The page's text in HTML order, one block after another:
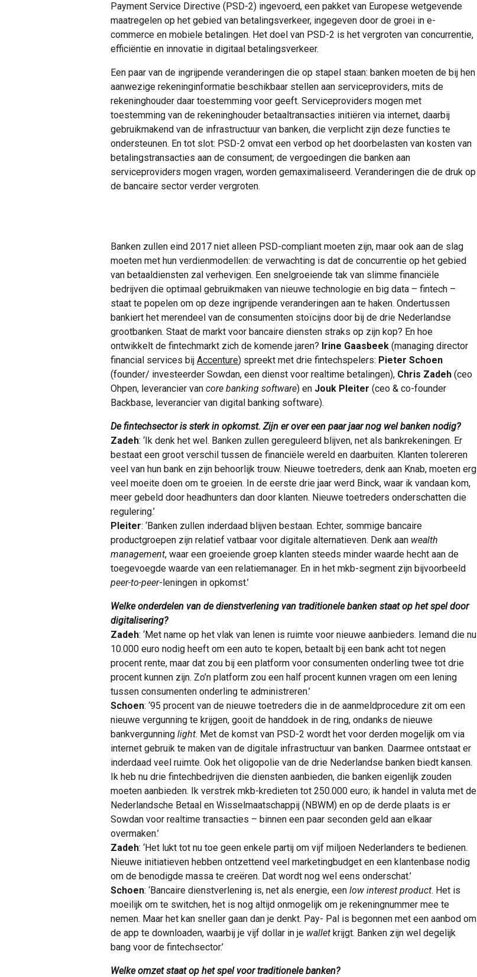
Payment Service Directive (PSD-2) ingevoerd, een pakket van Europese wetgevende
maatregelen op het gebied van betalingsverkeer, ingegeven door de groei in e-
commerce en mobiele betalingen. Het doel van PSD-2 is het vergroten van concurrentie,
efficiëntie en innovatie in digitaal betalingsverkeer.
Een paar van de ingrijpende veranderingen die op stapel staan: banken moeten de bij hen
aanwezige rekeninginformatie beschikbaar stellen aan serviceproviders, mits de
rekeninghouder daar toestemming voor geeft. Serviceproviders mogen met
toestemming van de rekeninghouder betaaltransacties initiëren via internet, daarbij
gebruikmakend van de infrastructuur van banken, die verplicht zijn deze functies te
ondersteunen. En tot slot: PSD-2 omvat een verbod op het doorbelasten van kosten van
betalingstransacties aan de consument; de vergoedingen die banken aan
serviceproviders mogen vragen, worden gemaximaliseerd. Veranderingen die de druk op
de bancaire sector verder vergroten.
Banken zullen eind 2017 niet alleen PSD-compliant moeten zijn, maar ook aan de slag
moeten met hun verdienmodellen: de verwachting is dat de concurrentie op het gebied
van betaaldiensten zal verhevigen. Een snelgroeiende tak van slimme financiële
bedrijven die optimaal gebruikmaken van nieuwe technologie en big data – fintech –
staat te popelen om op deze ingrijpende veranderingen aan te haken. Ondertussen
bankiert het merendeel van de consumenten stoïcijns door bij de drie Nederlandse
grootbanken. Staat de markt voor bancaire diensten straks op zijn kop? En hoe
ontwikkelt de fintechmarkt zich de komende jaren? Irine Gaasbeek (managing director
financial services bij Accenture) spreekt met drie fintechspelers: Pieter Schoen
(founder/ investeerder Sowdan, een dienst voor realtime betalingen), Chris Zadeh (ceo
Ohpen, leverancier van core banking software) en Jouk Pleiter (ceo & co-founder
Backbase, leverancier van digital banking software).
De fintechsector is sterk in opkomst. Zijn er over een paar jaar nog wel banken nodig?
Zadeh: ‘Ik denk het wel. Banken zullen gereguleerd blijven, net als bankrekeningen. Er
bestaat een groot verschil tussen de financiële wereld en daarbuiten. Klanten tolereren
veel van hun bank en zijn behoorlijk trouw. Nieuwe toetreders, denk aan Knab, moeten erg
veel moeite doen om te groeien. In de eerste drie jaar werd Binck, waar ik vandaan kom,
meer gebeld door headhunters dan door klanten. Nieuwe toetreders onderschatten die
regulering.’
Pleiter: ‘Banken zullen inderdaad blijven bestaan. Echter, sommige bancaire
productgroepen zijn relatief vatbaar voor digitale alternatieven. Denk aan wealth
management, waar een groeiende groep klanten steeds minder waarde hecht aan de
toegevoegde waarde van een relatiemanager. En in het mkb-segment zijn bijvoorbeeld
peer-to-peer-leningen in opkomst.’
Welke onderdelen van de dienstverlening van traditionele banken staat op het spel door
digitalisering?
Zadeh: ‘Met name op het vlak van lenen is ruimte voor nieuwe aanbieders. Iemand die nu
10.000 euro nodig heeft om een auto te kopen, betaalt bij een bank acht tot negen
procent rente, maar dat zou bij een platform voor consumenten onderling twee tot drie
procent kunnen zijn. Zo’n platform zou een half procent kunnen vragen om een lening
tussen consumenten onderling te administreren.’
Schoen: ‘95 procent van de nieuwe toetreders die in de aanmeldprocedure zit om een
nieuwe vergunning te krijgen, gooit de handdoek in de ring, ondanks de nieuwe
bankvergunning light. Met de komst van PSD-2 wordt het voor derden mogelijk om via
internet gebruik te maken van de digitale infrastructuur van banken. Daarmee ontstaat er
inderdaad veel ruimte. Ook het oligopolie van de drie Nederlandse banken biedt kansen.
Ik heb nu drie fintechbedrijven die diensten aanbieden, die banken eigenlijk zouden
moeten aanbieden. Ik verstrek mkb-kredieten tot 250.000 euro; ik handel in valuta met de
Nederlandsche Betaal en Wisselmaatschappij (NBWM) en op de derde plaats is er
Sowdan voor realtime transacties – binnen een paar seconden geld aan elkaar
overmaken.’
Zadeh: ‘Het lukt tot nu toe geen enkele partij om vijf miljoen Nederlanders te bedienen.
Nieuwe initiatieven hebben ontzettend veel marketingbudget en een klantenbase nodig
om de benodigde massa te creëren. Dat wordt nog wel eens onderschat.’
Schoen: ‘Bancaire dienstverlening is, net als energie, een low interest product. Het is
moeilijk om te switchen, het is nog altijd onmogelijk om je rekeningnummer mee te
nemen. Maar het kan sneller gaan dan je denkt. Pay- Pal is begonnen met een aanbod om
de app te downloaden, waarbij je vijf dollar in je wallet krijgt. Banken zijn wel degelijk
bang voor de fintechsector.’
Welke omzet staat op het spel voor traditionele banken?